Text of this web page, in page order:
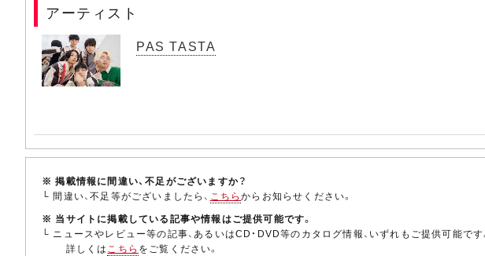
アーティスト
PAS TASTA
※ 掲載情報に間違い、不足がございますか？
└ 間違い、不足等がございましたら、 こちらからお知らせください。
※ 当サイトに掲載している記事や情報はご提供可能です。
└ ニュースやレビュー等の記事、あるいはCD・DVD等のカタログ情報、いずれもご提供可能です
詳しくは こちら をご覧ください。